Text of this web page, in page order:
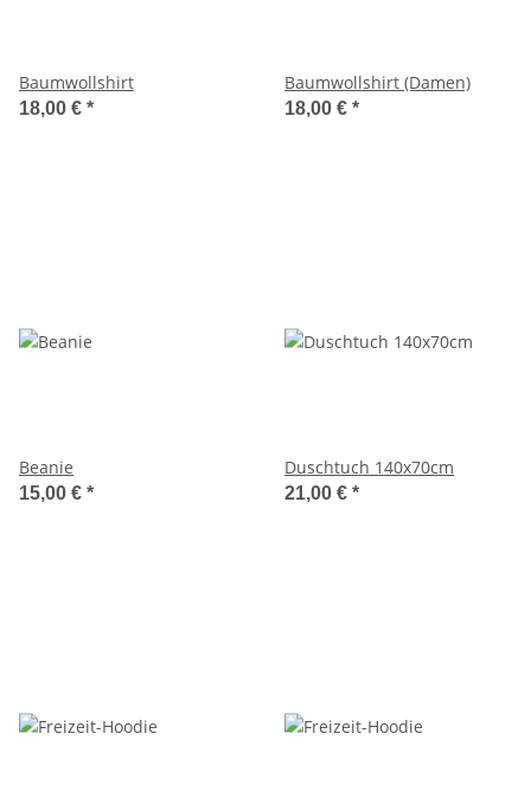
Baumwollshirt
18,00 € *
Baumwollshirt (Damen)
18,00 € *
Beanie
15,00 € *
Duschtuch 140x70cm
21,00 € *